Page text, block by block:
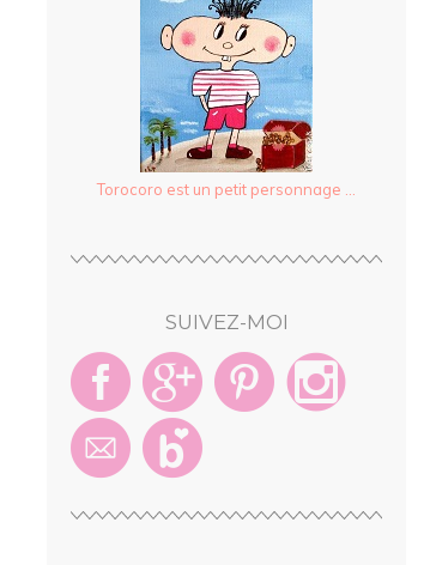
Torocoro est un petit personnage ...
SUIVEZ-MOI